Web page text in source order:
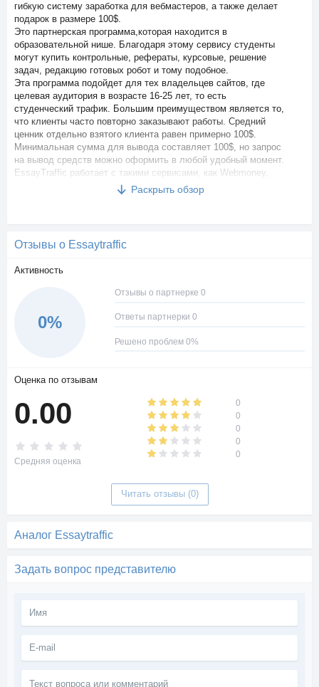
гибкую систему заработка для вебмастеров, а также делает
подарок в размере 100$.
Это партнерская программа,которая находится в
образовательной нише. Благодаря этому сервису студенты
могут купить контрольные, рефераты, курсовые, решение
задач, редакцию готовых робот и тому подобное.
Эта программа подойдет для тех владельцев сайтов, где
целевая аудитория в возрасте 16-25 лет, то есть
студенческий трафик. Большим преимуществом является то,
что клиенты часто повторно заказывают работы. Средний
ценник отдельно взятого клиента равен примерно 100$.
Минимальная сумма для вывода составляет 100$, но запрос
на вывод средств можно оформить в любой удобный момент.
EssayTraffic работает с такими сервисами, как Webmoney,
PayPal, а также перевод на банковскую карту.
Регистрация на сервисе очень простая, нужно заполнить
На сервисе присутствует реферальная система. Можно
Раскрыть обзор
Отзывы о Essaytraffic
Активность
0%
Отзывы о партнерке 0
Ответы партнерки 0
Решено проблем 0%
Оценка по отзывам
0.00
Средняя оценка
0
0
0
0
0
Читать отзывы (0)
Аналог Essaytraffic
Задать вопрос представителю